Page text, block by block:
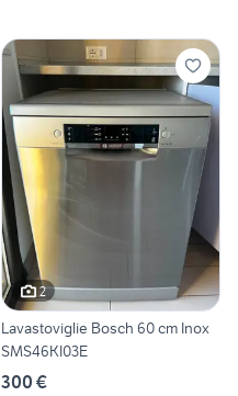
2
Lavastoviglie Bosch 60 cm Inox
SMS46KI03E
300 €